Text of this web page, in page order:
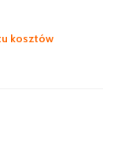
kosztów